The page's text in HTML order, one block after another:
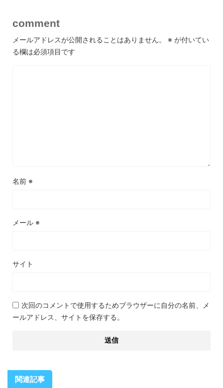
comment
メールアドレスが公開されることはありません。 ※ が付いてい
る欄は必須項目です
名前 ※
メール ※
サイト
次回のコメントで使用するためブラウザーに自分の名前、メ
ールアドレス、サイトを保存する。
関連記事